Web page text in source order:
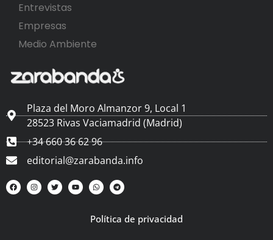
Entrevistas
Empresas
Medio Ambiente
Plaza del Moro Almanzor 9, Local 1
28523 Rivas Vaciamadrid (Madrid)
+34 660 36 62 96
editorial@zarabanda.info
Política de privacidad